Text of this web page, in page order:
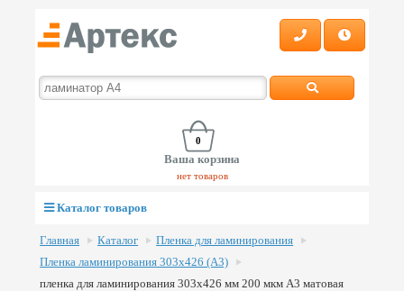
0
Ваша корзина
нет товаров
Каталог товаров
Главная Каталог
Пленка для ламинирования
Пленка ламинирования 303х426 (А3)
пленка для ламинирования 303х426 мм 200 мкм А3 матовая